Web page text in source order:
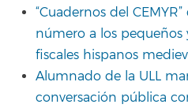
“Cuadernos del
número a los pequeños
fiscales hispanos
Alumnado de la ULL
conversación pública